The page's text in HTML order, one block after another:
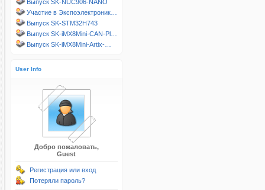
Выпуск SK-NUC906-NANO
Участие в Экспоэлектроник…
Выпуск SK-STM32H743
Выпуск SK-iMX8Mini-CAN-Pl…
Выпуск SK-iMX8Mini-Artix-…
User Info
Добро пожаловать,
Guest
Регистрация или вход
Потеряли пароль?